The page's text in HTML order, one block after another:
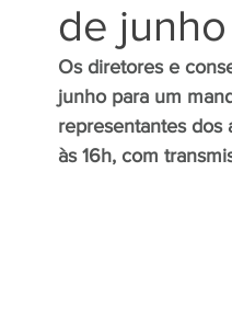
Movimento Sindical
Vídeos Pessoa
de junho
Os diretores e
junho para um
representantes dos
às 16h, com